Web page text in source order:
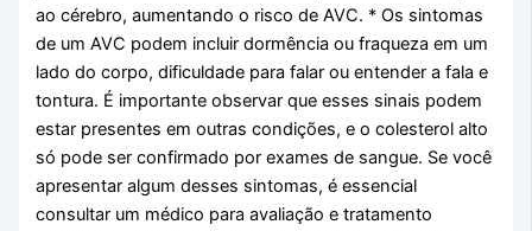
ao cérebro, aumentando o risco de AVC. * Os sintomas
de um AVC podem incluir dormência ou fraqueza em um
lado do corpo, dificuldade para falar ou entender a fala e
tontura. É importante observar que esses sinais podem
estar presentes em outras condições, e o colesterol alto
só pode ser confirmado por exames de sangue. Se você
apresentar algum desses sintomas, é essencial
consultar um médico para avaliação e tratamento